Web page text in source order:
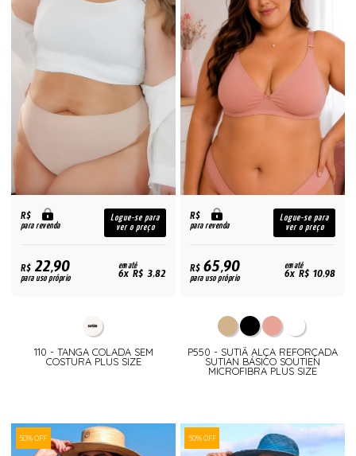
R$
para revenda
Logue-se para
ver o preço
R$22,90
para uso próprio
em até
6x R$ 3,82
110 - TANGA COLADA SEM
COSTURA PLUS SIZE
R$
para revenda
Logue-se para
ver o preço
R$65,90
para uso próprio
em até
6x R$ 10,98
P550 - SUTIÃ ALÇA REFORÇADA
SUTIAN BÁSICO SOUTIEN
MICROFIBRA PLUS SIZE
50% OFF 50% OFF